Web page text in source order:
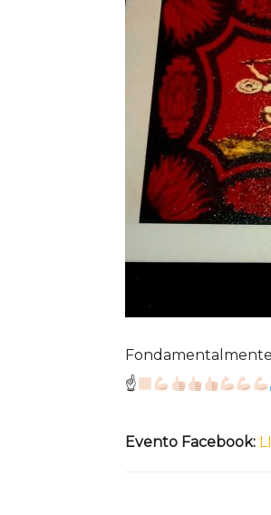
☝
Evento Facebook: